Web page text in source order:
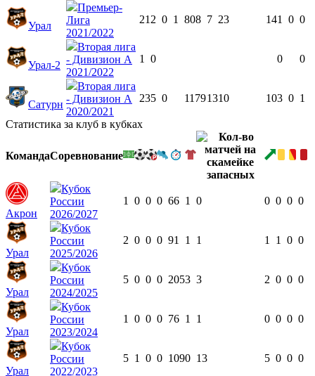
Урал
Премьер-
Лига
2021/2022
21 2 0 1 808 7 23 141 0 0
Урал-2
Вторая лига
- Дивизион А
2021/2022
1 0 0 0
Сатурн
Вторая лига
- Дивизион А
2020/2021
235 0 11791310 103 0 1
Статистика за клуб в кубках
КомандаСоревнование
Акрон
Кубок
России
2026/2027
1 0 0 0 66 1 0 0 0 0 0
Урал
Кубок
России
2025/2026
2 0 0 0 91 1 1 1 1 0 0
Урал
Кубок
России
2024/2025
5 0 0 0 2053 3 2 0 0 0
Урал
Кубок
России
2023/2024
1 0 0 0 76 1 1 0 0 0 0
Урал
Кубок
России
2022/2023
5 1 0 0 1090 13 5 0 0 0